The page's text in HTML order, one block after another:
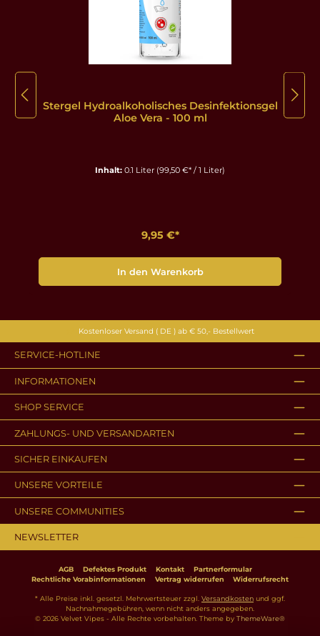
Stergel Hydroalkoholisches Desinfektionsgel
Aloe Vera - 100 ml
Inhalt: 0.1 Liter (99,50 €* / 1 Liter)
9,95 €*
In den Warenkorb
Kostenloser Versand ( DE ) ab € 50,- Bestellwert
SERVICE-HOTLINE
INFORMATIONEN
SHOP SERVICE
ZAHLUNGS- UND VERSANDARTEN
SICHER EINKAUFEN
UNSERE VORTEILE
UNSERE COMMUNITIES
NEWSLETTER
AGB Defektes Produkt Kontakt
Partnerformular
Rechtliche Vorabinformationen
Vertrag widerrufen Widerrufsrecht
* Alle Preise inkl. gesetzl. Mehrwertsteuer zzgl. Versandkosten und ggf.
Nachnahmegebühren, wenn nicht anders angegeben.
© 2026 Velvet Vipes - Alle Rechte vorbehalten. Theme by ThemeWare®